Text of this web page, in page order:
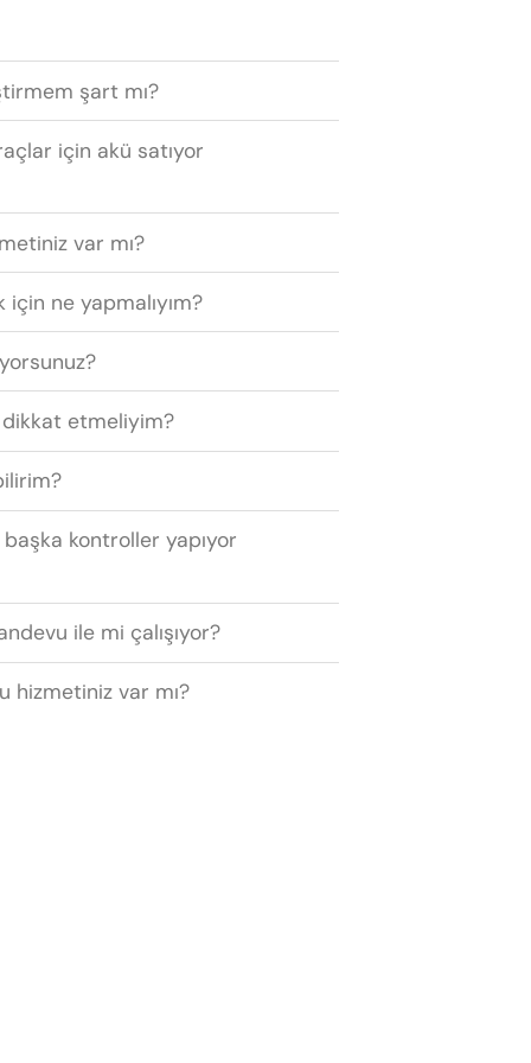
şart mı?
için akü satıyor
var mı?
ne yapmalıyım?
etmeliyim?
kontroller yapıyor
ile mi çalışıyor?
hizmetiniz var mı?